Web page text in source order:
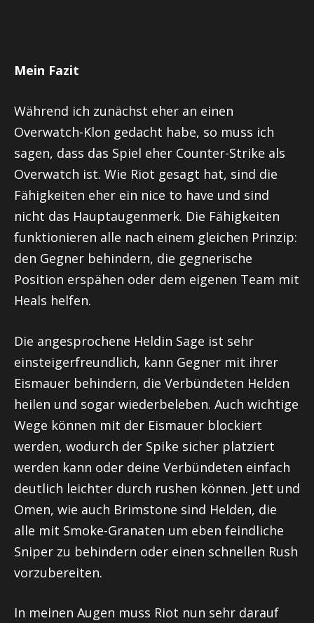
Mein Fazit
Während ich zunächst eher an einen
Overwatch-Klon gedacht habe, so muss ich
sagen, dass das Spiel eher Counter-Strike als
Overwatch ist. Wie Riot gesagt hat, sind die
Fähigkeiten eher ein nice to have und sind
nicht das Hauptaugenmerk. Die Fähigkeiten
funktionieren alle nach einem gleichen Prinzip:
den Gegner behindern, die gegnerische
Position erspähen oder dem eigenen Team mit
Heals helfen.
Die angesprochene Heldin Sage ist sehr
einsteigerfreundlich, kann Gegner mit ihrer
Eismauer behindern, die Verbündeten Helden
heilen und sogar wiederbeleben. Auch wichtige
Wege können mit der Eismauer blockiert
werden, wodurch der Spike sicher platziert
werden kann oder deine Verbündeten einfach
deutlich leichter durch rushen können. Jett und
Omen, wie auch Brimstone sind Helden, die
alle mit Smoke-Granaten um eben feindliche
Sniper zu behindern oder einen schnellen Rush
vorzubereiten.
In meinen Augen muss Riot nun sehr darauf